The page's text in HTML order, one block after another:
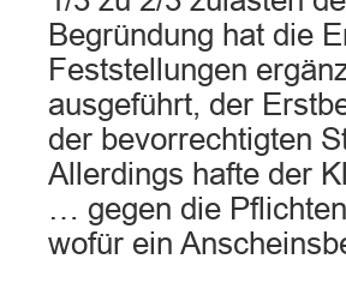
Begründung hat die
Feststellungen
ausgeführt, der
der bevorrechtigten
Allerdings hafte der
… gegen die
wofür ein